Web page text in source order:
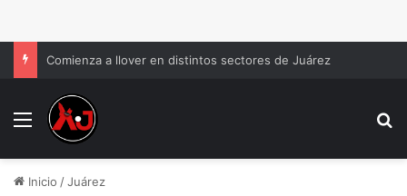
Comienza a llover en distintos sectores de Juárez
Menu
Inicio /Juárez